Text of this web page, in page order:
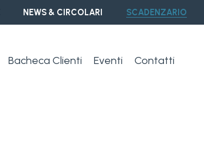
NEWS & CIRCOLARI SCADENZARIO
Bacheca Clienti Eventi Contatti